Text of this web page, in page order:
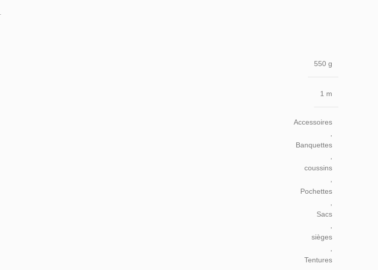
550 g
1 m
Accessoires
Banquettes
coussins
,
Pochettes
Sacs
sièges
Tentures